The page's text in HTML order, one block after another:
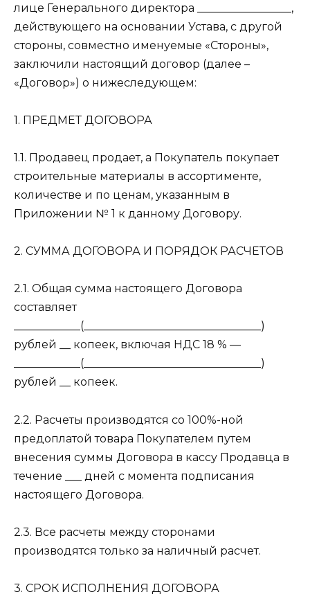
лице Генерального директора _________________,
действующего на основании Устава, с другой
стороны, совместно именуемые «Стороны»,
заключили настоящий договор (далее –
«Договор») о нижеследующем:
1. ПРЕДМЕТ ДОГОВОРА
1.1. Продавец продает, а Покупатель покупает
строительные материалы в ассортименте,
количестве и по ценам, указанным в
Приложении № 1 к данному Договору.
2. СУММА ДОГОВОРА И ПОРЯДОК РАСЧЕТОВ
2.1. Общая сумма настоящего Договора
составляет
____________(________________________________)
рублей __ копеек, включая НДС 18 % —
____________(________________________________)
рублей __ копеек.
2.2. Расчеты производятся со 100%-ной
предоплатой товара Покупателем путем
внесения суммы Договора в кассу Продавца в
течение ___ дней с момента подписания
настоящего Договора.
2.3. Все расчеты между сторонами
производятся только за наличный расчет.
3. СРОК ИСПОЛНЕНИЯ ДОГОВОРА